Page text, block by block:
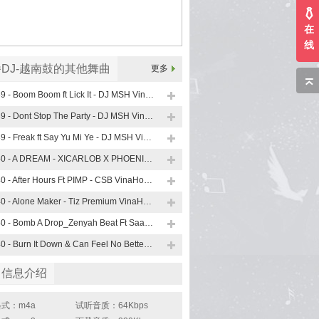
越南鼓的其他舞曲 更多
139 - Boom Boom ft Lick It - DJ MSH VinaHouse Mix
139 - Dont Stop The Party - DJ MSH VinaHouse Mix
139 - Freak ft Say Yu Mi Ye - DJ MSH VinaHouse Mix
140 - A DREAM - XICARLOB X PHOENIX VinaHouse Mix
140 - After Hours Ft PIMP - CSB VinaHouse Mix
140 - Alone Maker - Tiz Premium VinaHouse Mix
140 - Bomb A Drop_Zenyah Beat Ft Saa Minxee Ft Family Bass VinaHouse Mix
140 - Burn It Down & Can Feel No Better - ARS VinaHouse Mix
息介绍
：m4a
试听音质：64Kbps
在
线